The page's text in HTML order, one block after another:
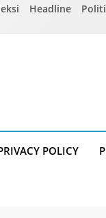
Headline
POLICY